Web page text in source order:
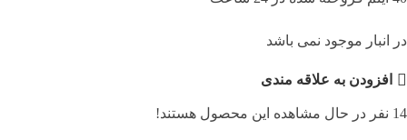
در انبار موجود نمی باشد
افزودن به علاقه مندی
14 نفر در حال مشاهده این محصول هستند!